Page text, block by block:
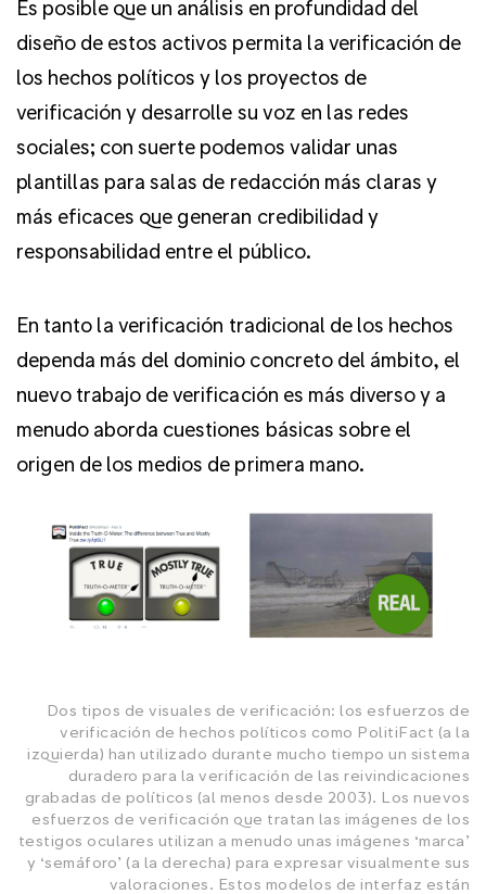
Es posible que un análisis en profundidad del
diseño de estos activos permita la verificación de
los hechos políticos y los proyectos de
verificación y desarrolle su voz en las redes
sociales; con suerte podemos validar unas
plantillas para salas de redacción más claras y
más eficaces que generan credibilidad y
responsabilidad entre el público.
En tanto la verificación tradicional de los hechos
dependa más del dominio concreto del ámbito, el
nuevo trabajo de verificación es más diverso y a
menudo aborda cuestiones básicas sobre el
origen de los medios de primera mano.
Dos tipos de visuales de verificación: los esfuerzos de
verificación de hechos políticos como PolitiFact (a la
izquierda) han utilizado durante mucho tiempo un sistema
duradero para la verificación de las reivindicaciones
grabadas de políticos (al menos desde 2003). Los nuevos
esfuerzos de verificación que tratan las imágenes de los
testigos oculares utilizan a menudo unas imágenes ‘marca’
y ‘semáforo’ (a la derecha) para expresar visualmente sus
valoraciones. Estos modelos de interfaz están